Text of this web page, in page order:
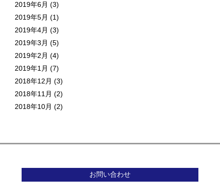
2019年6月 (3)
2019年5月 (1)
2019年4月 (3)
2019年3月 (5)
2019年2月 (4)
2019年1月 (7)
2018年12月 (3)
2018年11月 (2)
2018年10月 (2)
お問い合わせ